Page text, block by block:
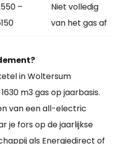
–
Niet volledig
van het gas af
in Woltersum
m3 gas op jaarbasis.
van een all-electric
je fors op de jaarlijkse
als Energiedirect of